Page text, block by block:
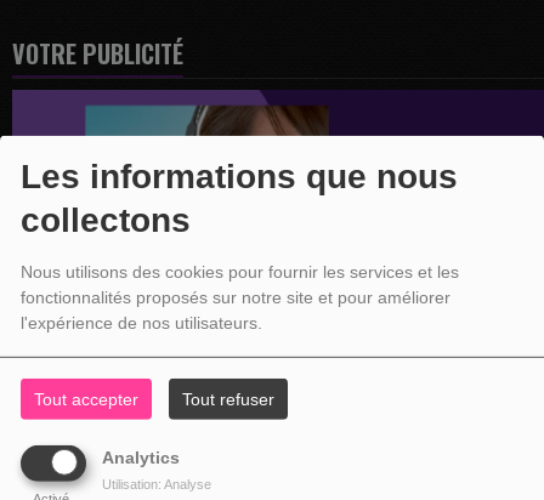
Les informations que nous
collectons
Nous utilisons des cookies pour fournir les services et les
fonctionnalités proposés sur notre site et pour améliorer
l'expérience de nos utilisateurs.
Tout accepter Tout refuser
Analytics
Utilisation: Analyse
VOTRE PUBLICITÉ